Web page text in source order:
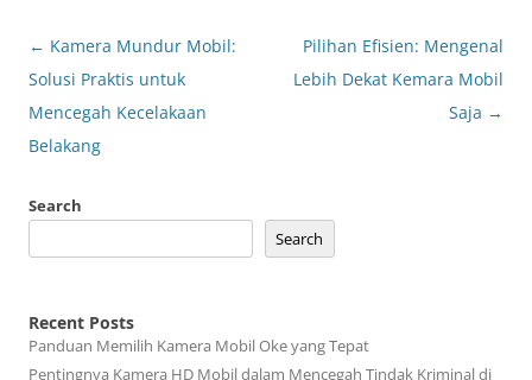
Post
navigation
← Kamera Mundur Mobil:
Solusi Praktis untuk
Mencegah Kecelakaan
Belakang
Pilihan Efisien: Mengenal
Lebih Dekat Kemara Mobil
Saja →
Search
Search
Recent Posts
Panduan Memilih Kamera Mobil Oke yang Tepat
Pentingnya Kamera HD Mobil dalam Mencegah Tindak Kriminal di